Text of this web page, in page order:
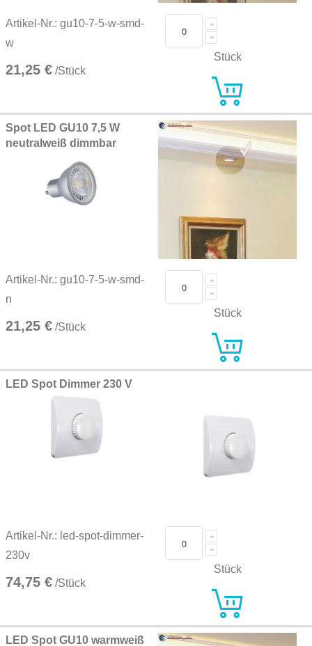
Artikel-Nr.: gu10-7-5-w-smd-
w
21,25 € /Stück
Stück
Spot LED GU10 7,5 W
neutralweiß dimmbar
Artikel-Nr.: gu10-7-5-w-smd-
n
21,25 € /Stück
Stück
LED Spot Dimmer 230 V
Artikel-Nr.: led-spot-dimmer-
230v
74,75 € /Stück
Stück
LED Spot GU10 warmweiß